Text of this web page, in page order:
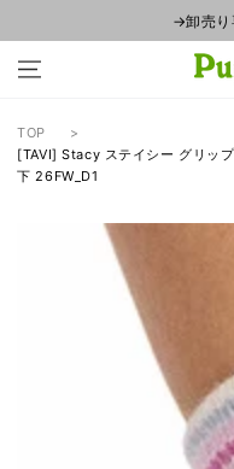
→卸売り
TOP
[TAVI] Stacy ステイシー グリッ
下 26FW_D1
商品の情報にスキッ
プする